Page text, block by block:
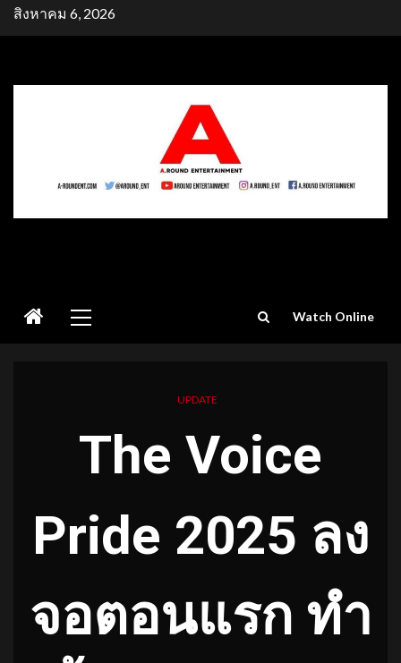
Skipสิงหาคม 6, 2026
Menu
Watch Online
UPDATE
The Voice
Pride 2025 ลง
จอตอนแรก ทำ